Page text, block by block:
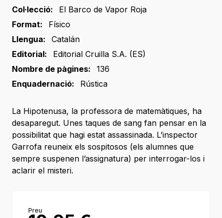
Col·lecció:
El Barco de Vapor Roja
Format:
Físico
Llengua:
Catalán
Editorial:
Editorial Cruilla S.A. (ES)
Nombre de pàgines:
136
Enquadernació:
Rústica
La Hipotenusa, la professora de matemàtiques, ha
desaparegut. Unes taques de sang fan pensar en la
possibilitat que hagi estat assassinada. L’inspector
Garrofa reuneix els sospitosos (els alumnes que
sempre suspenen l’assignatura) per interrogar-los i
aclarir el misteri.
Preu